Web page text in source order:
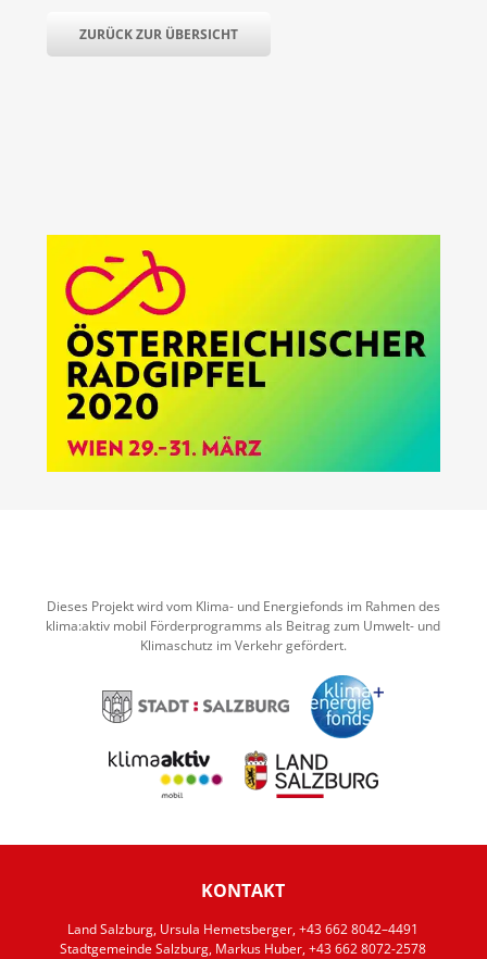
ZURÜCK ZUR ÜBERSICHT
Dieses Projekt wird vom Klima- und Energiefonds im Rahmen des
klima:aktiv mobil Förderprogramms als Beitrag zum Umwelt- und
Klimaschutz im Verkehr gefördert.
KONTAKT
Land Salzburg, Ursula Hemetsberger, +43 662 8042–4491
Stadtgemeinde Salzburg, Markus Huber, +43 662 8072-2578